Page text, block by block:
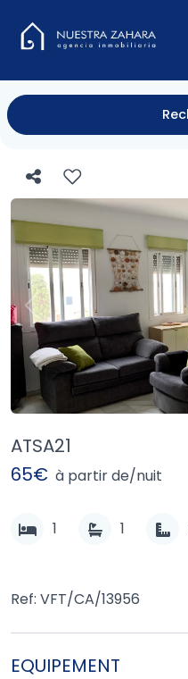
ATSA21
1 1
Ref: VFT/CA/13956
EQUIPEMENT
65€ à partir de/nuit